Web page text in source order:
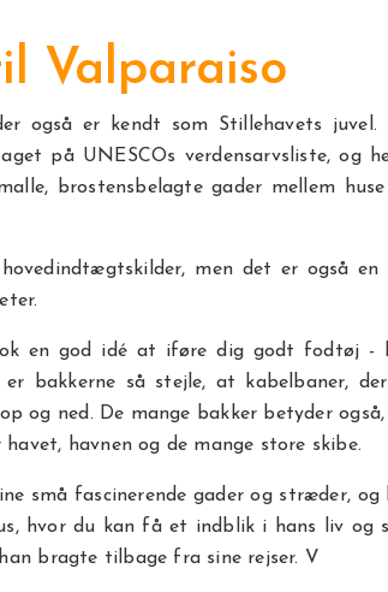
Valparaiso
også er kendt som Stillehavets juvel.
på UNESCOs verdensarvsliste, og
brostensbelagte gader mellem
men det er også en
en god idé at iføre dig godt fodtøj -
bakkerne så stejle, at kabelbaner,
og ned. De mange bakker betyder
havnen og de mange store skibe.
små fascinerende gader og stræder, og
hvor du kan få et indblik i hans liv og
bragte tilbage fra sine rejser. V